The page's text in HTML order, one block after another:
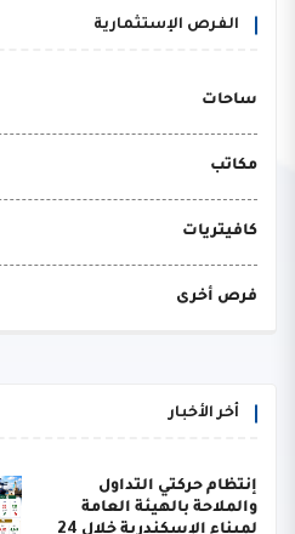
الفرص الإستثمارية
ساحات
مكاتب
كافيتريات
فرص أخرى
أخر الأخبار
إنتظام حركتي التداول
والملاحة بالهيئة العامة
لميناء الإسكندرية خلال 24